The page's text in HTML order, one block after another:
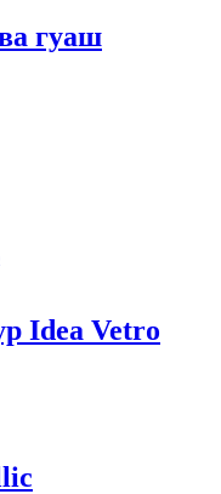
гуаш
Idea Vetro